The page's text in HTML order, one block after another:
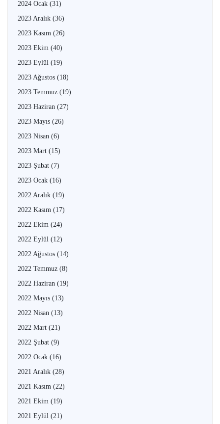
2024 Ocak (31)
2023 Aralık (36)
2023 Kasım (26)
2023 Ekim (40)
2023 Eylül (19)
2023 Ağustos (18)
2023 Temmuz (19)
2023 Haziran (27)
2023 Mayıs (26)
2023 Nisan (6)
2023 Mart (15)
2023 Şubat (7)
2023 Ocak (16)
2022 Aralık (19)
2022 Kasım (17)
2022 Ekim (24)
2022 Eylül (12)
2022 Ağustos (14)
2022 Temmuz (8)
2022 Haziran (19)
2022 Mayıs (13)
2022 Nisan (13)
2022 Mart (21)
2022 Şubat (9)
2022 Ocak (16)
2021 Aralık (28)
2021 Kasım (22)
2021 Ekim (19)
2021 Eylül (21)